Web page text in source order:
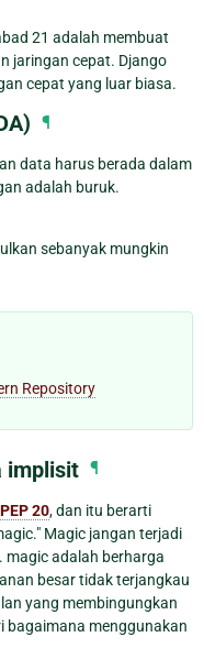
21 adalah membuat
jaringan cepat. Django
cepat yang luar biasa.
¶
data harus berada dalam
adalah buruk.
sebanyak mungkin
Repository
implisit ¶
PEP 20, dan itu berarti
Magic jangan terjadi
adalah berharga
besar tidak terjangkau
yang membingungkan
bagaimana menggunakan